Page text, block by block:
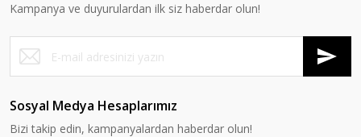
Kampanya ve duyurulardan ilk siz haberdar olun!
Sosyal Medya Hesaplarımız
Bizi takip edin, kampanyalardan haberdar olun!